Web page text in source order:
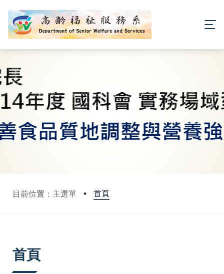
目前位置：主選單 首頁
首頁